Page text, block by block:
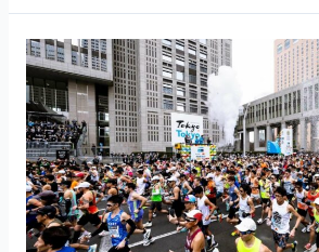
Marathon
de
Tokyo
2026
:
les
élites,
le